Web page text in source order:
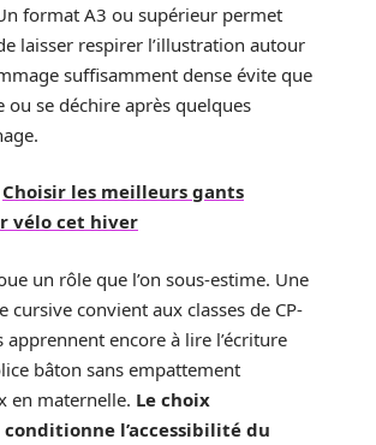
format A3 ou supérieur permet
laisser respirer l’illustration autour
suffisamment dense évite que
ou se déchire après quelques
Choisir les meilleurs gants
vélo cet hiver
un rôle que l’on sous-estime. Une
cursive convient aux classes de CP-
apprennent encore à lire l’écriture
bâton sans empattement
en maternelle. Le choix
l’accessibilité du